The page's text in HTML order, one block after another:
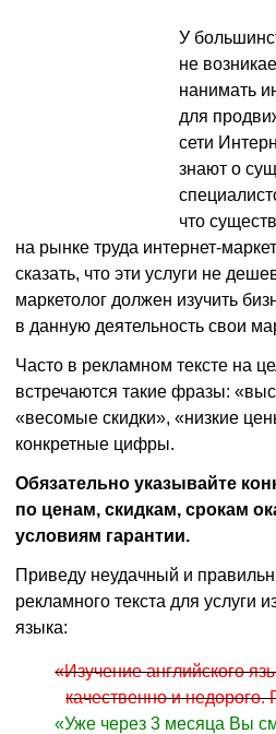
У
не
нанимать
для
сети
знают о
что
на рынке труда интернет-
сказать, что эти услуги не
маркетолог должен изучить
в данную деятельность свои
Часто в рекламном тексте на
встречаются такие фразы:
«весомые скидки», «низкие
конкретные цифры.
Обязательно указывайте
по ценам, скидкам, срокам
условиям гарантии.
Приведу неудачный и
рекламного текста для услуги
языка:
«Изучение английского
качественно и недорого.
«Уже через 3 месяца Вы